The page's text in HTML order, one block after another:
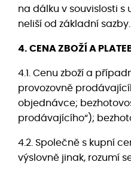
na dálku v souvislosti
neliší od základní sazby.
4. CENA ZBOŽÍ A
4.1. Cenu zboží a
provozovně
objednávce;
prodávajícího“);
4.2. Společně s kupní
výslovně jinak, rozumí